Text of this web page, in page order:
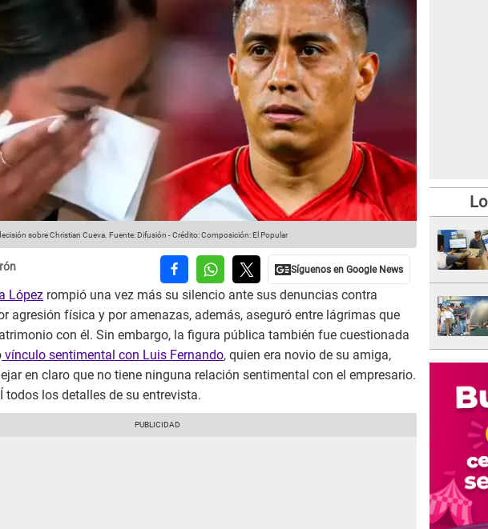
sobre Christian Cueva. Fuente: Difusión -Crédito: Composición: El Popular
López rompió una vez más su silencio ante sus denuncias contra
agresión física y por amenazas, además, aseguró entre lágrimas que
con él. Sin embargo, la figura pública también fue cuestionada
vínculo sentimental con Luis Fernando, quien era novio de su amiga,
en claro que no tiene ninguna relación sentimental con el empresario.
todos los detalles de su entrevista.